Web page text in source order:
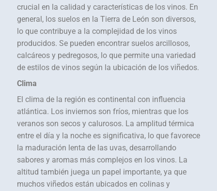
crucial en la calidad y características de los vinos. En
general, los suelos en la Tierra de León son diversos,
lo que contribuye a la complejidad de los vinos
producidos. Se pueden encontrar suelos arcillosos,
calcáreos y pedregosos, lo que permite una variedad
de estilos de vinos según la ubicación de los viñedos.
Clima
El clima de la región es continental con influencia
atlántica. Los inviernos son fríos, mientras que los
veranos son secos y calurosos. La amplitud térmica
entre el día y la noche es significativa, lo que favorece
la maduración lenta de las uvas, desarrollando
sabores y aromas más complejos en los vinos. La
altitud también juega un papel importante, ya que
muchos viñedos están ubicados en colinas y